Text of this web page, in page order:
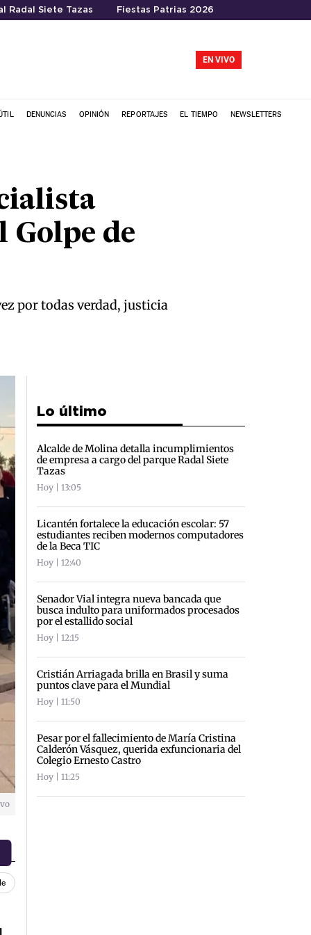
Radal Siete Tazas Fiestas Patrias 2026
EN VIVO
DENUNCIAS OPINIÓN REPORTAJES EL TIEMPO NEWSLETTERS
Golpe de
por todas verdad, justicia
Lo último
Alcalde de Molina detalla incumplimientos
de empresa a cargo del parque Radal Siete
Tazas
Hoy | 13:05
Licantén fortalece la educación escolar: 57
estudiantes reciben modernos computadores
de la Beca TIC
Hoy | 12:40
Senador Vial integra nueva bancada que
busca indulto para uniformados procesados
por el estallido social
Hoy | 12:15
Cristián Arriagada brilla en Brasil y suma
puntos clave para el Mundial
Hoy | 11:50
Pesar por el fallecimiento de María Cristina
Calderón Vásquez, querida exfuncionaria del
Colegio Ernesto Castro
Hoy | 11:25